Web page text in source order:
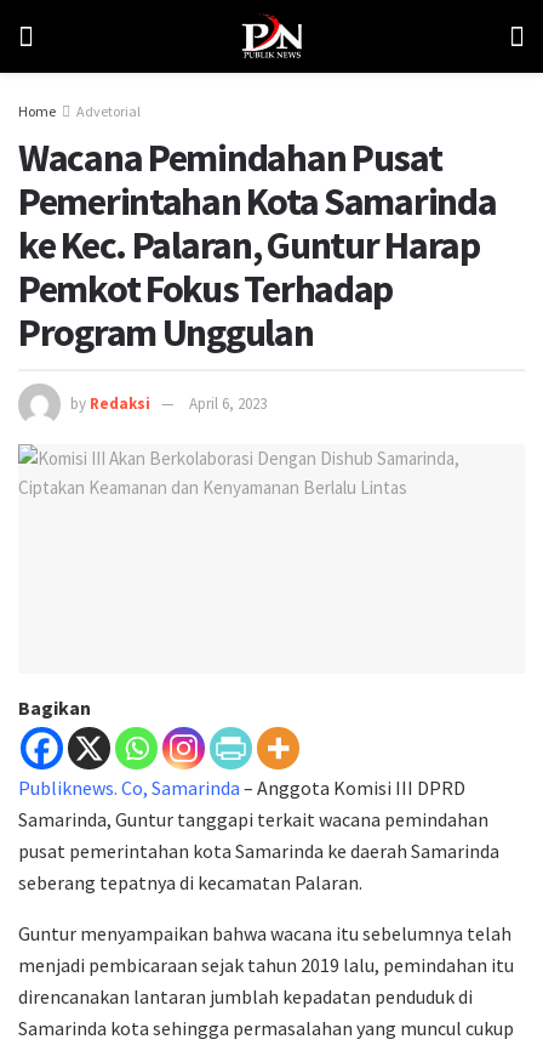
Home Advetorial
Wacana Pemindahan Pusat
Pemerintahan Kota Samarinda
ke Kec. Palaran, Guntur Harap
Pemkot Fokus Terhadap
Program Unggulan
by Redaksi April 6, 2023
Bagikan
Publiknews. Co, Samarinda – Anggota Komisi III DPRD
Samarinda, Guntur tanggapi terkait wacana pemindahan
pusat pemerintahan kota Samarinda ke daerah Samarinda
seberang tepatnya di kecamatan Palaran.
Guntur menyampaikan bahwa wacana itu sebelumnya telah
menjadi pembicaraan sejak tahun 2019 lalu, pemindahan itu
direncanakan lantaran jumblah kepadatan penduduk di
Samarinda kota sehingga permasalahan yang muncul cukup